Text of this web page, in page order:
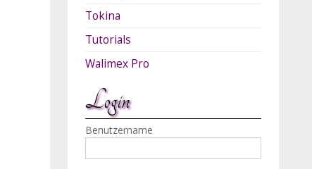
Tokina
Tutorials
Walimex Pro
Login
Benutzername